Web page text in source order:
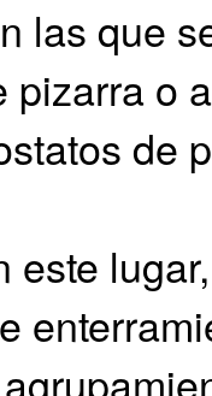
las que
pizarra o
de
este